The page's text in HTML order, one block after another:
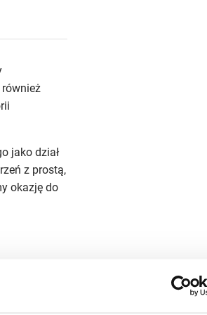
również
jako dział
z prostą,
okazję do